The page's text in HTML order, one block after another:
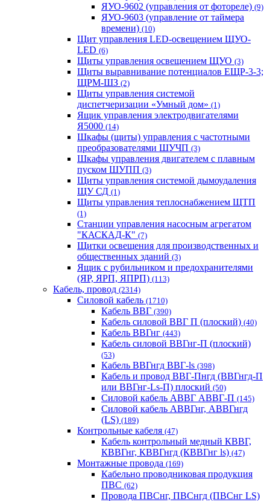
ЯУО-9602 (управления от фотореле) (9)
ЯУО-9603 (управление от таймера
времени) (10)
Щит управления LED-освещением ЩУО-
LED (6)
Щиты управления освещением ЩУО (3)
Щиты выравнивание потенциалов ЕЩР-3-3;
ЩРМ-ШЗ (2)
Щиты управления системой
диспетчеризации «Умный дом» (1)
Ящик управления электродвигателями
Я5000 (14)
Шкафы (щиты) управления с частотными
преобразователями ШУЧП (3)
Шкафы управления двигателем с плавным
пуском ШУПП (3)
Щиты управления системой дымоудаления
ЩУ СД (1)
Щиты управления теплоснабжением ЩТП
(1)
Станции управления насосным агрегатом
"КАСКАД-К" (7)
Щитки освещения для производственных и
общественных зданий (3)
Ящик с рубильником и предохранителями
(ЯР, ЯРП, ЯПРП) (113)
Кабель, провод (2314)
Силовой кабель (1710)
Кабель ВВГ (390)
Кабель силовой ВВГ П (плоский) (40)
Кабель ВВГнг (443)
Кабель силовой ВВГнг-П (плоский)
(53)
Кабель ВВГнгд ВВГ-ls (398)
Кабель и провод ВВГ-Пнгд (ВВГнгд-П
или ВВГнг-Ls-П) плоский (50)
Силовой кабель АВВГ АВВГ-П (145)
Силовой кабель АВВГнг, АВВГнгд
(LS) (189)
Контрольные кабеля (47)
Кабель контрольный медный КВВГ,
КВВГнг, КВВГнгд (КВВГнг ls) (47)
Монтажные провода (169)
Кабельно проводниковая продукция
ПВС (62)
Провода ПВСнг, ПВСнгд (ПВСнг LS)